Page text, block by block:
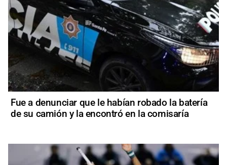
Fue a denunciar que le habían robado la batería
de su camión y la encontró en la comisaría